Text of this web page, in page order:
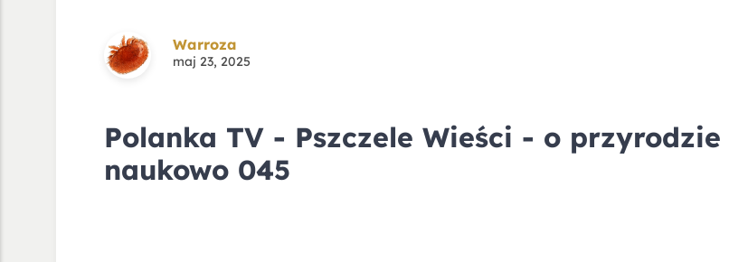
Warroza
maj 23, 2025
Polanka TV - Pszczele Wieści - o przyrodzie
naukowo 045